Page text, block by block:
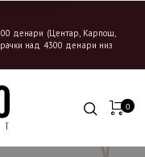
денари (Центар, Карпош,
над 4300 денари низ
0